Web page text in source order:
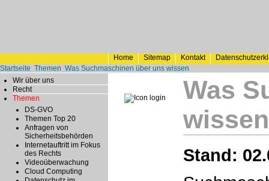
Home Sitemap Kontakt
Startseite Themen Was Suchmaschinen über uns wissen
Wir über uns
Recht
Themen
DS-GVO
Themen Top 20
Anfragen von
Sicherheitsbehörden
Internetauftritt im Fokus
des Rechts
Videoüberwachung
Cloud Computing
Was
wissen
Stand: